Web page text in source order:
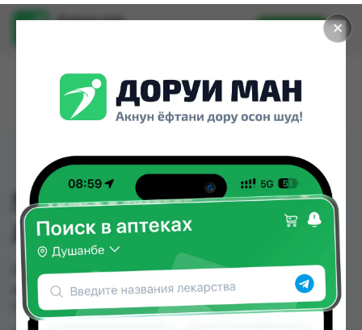
✕
Доруи ман
Установить
5118 БАНДАЖ ДЛЯ
ЛАДОНИ
5118 БАНДАЖ ДЛЯ ЛАДОНИ можно купить или
заказать в аптеках Душанбе и других городах
Таджикистана